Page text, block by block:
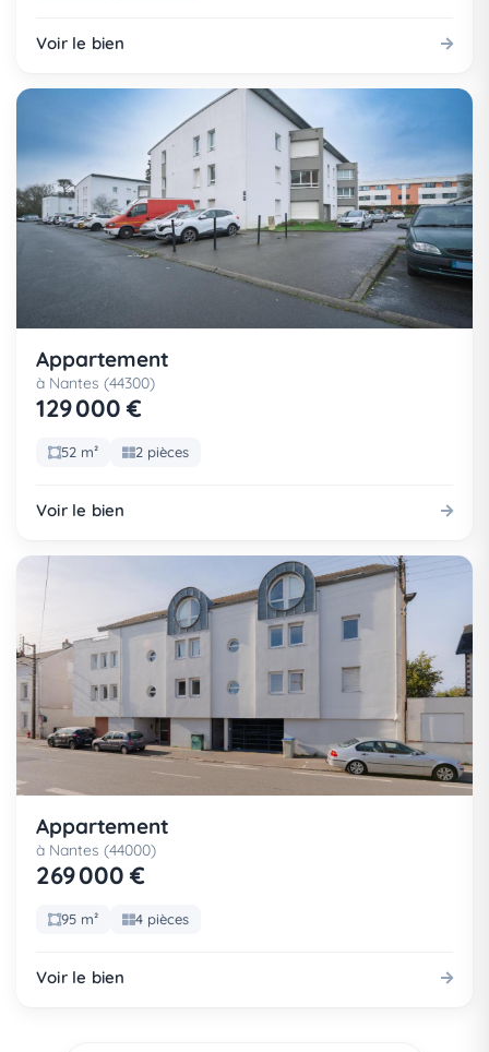
Voir le bien
Appartement
à Nantes (44300)
129 000 €
52 m² 2 pièces
Voir le bien
Appartement
à Nantes (44000)
269 000 €
95 m² 4 pièces
Voir le bien